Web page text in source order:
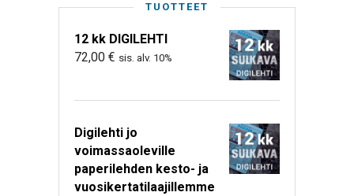
TUOTTEET
12 kk DIGILEHTI
72,00 € sis. alv. 10%
Digilehti jo
voimassaoleville
paperilehden kesto- ja
vuosikertatilaajillemme